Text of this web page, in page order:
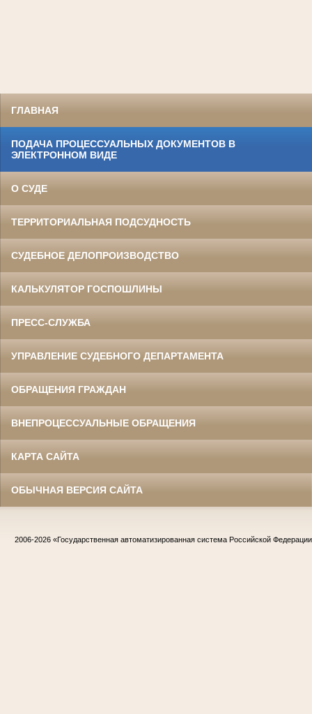
ГЛАВНАЯ
ПОДАЧА ПРОЦЕССУАЛЬНЫХ ДОКУМЕНТОВ В
ЭЛЕКТРОННОМ ВИДЕ
О СУДЕ
ТЕРРИТОРИАЛЬНАЯ ПОДСУДНОСТЬ
СУДЕБНОЕ ДЕЛОПРОИЗВОДСТВО
КАЛЬКУЛЯТОР ГОСПОШЛИНЫ
ПРЕСС-СЛУЖБА
УПРАВЛЕНИЕ СУДЕБНОГО ДЕПАРТАМЕНТА
ОБРАЩЕНИЯ ГРАЖДАН
ВНЕПРОЦЕССУАЛЬНЫЕ ОБРАЩЕНИЯ
КАРТА САЙТА
ОБЫЧНАЯ ВЕРСИЯ САЙТА
2006-2026 «Государственная автоматизированная система Российской